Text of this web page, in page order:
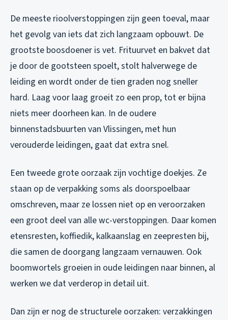
De meeste rioolverstoppingen zijn geen toeval, maar
het gevolg van iets dat zich langzaam opbouwt. De
grootste boosdoener is vet. Frituurvet en bakvet dat
je door de gootsteen spoelt, stolt halverwege de
leiding en wordt onder de tien graden nog sneller
hard. Laag voor laag groeit zo een prop, tot er bijna
niets meer doorheen kan. In de oudere
binnenstadsbuurten van Vlissingen, met hun
verouderde leidingen, gaat dat extra snel.
Een tweede grote oorzaak zijn vochtige doekjes. Ze
staan op de verpakking soms als doorspoelbaar
omschreven, maar ze lossen niet op en veroorzaken
een groot deel van alle wc-verstoppingen. Daar komen
etensresten, koffiedik, kalkaanslag en zeepresten bij,
die samen de doorgang langzaam vernauwen. Ook
boomwortels groeien in oude leidingen naar binnen, al
werken we dat verderop in detail uit.
Dan zijn er nog de structurele oorzaken: verzakkingen